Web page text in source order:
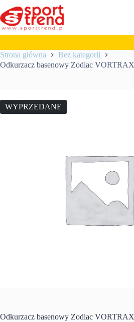
do
treści
Strona główna
Bez kategorii
Odkurzacz basenowy Zodiac
WYPRZEDANE
Odkurzacz basenowy Zodiac